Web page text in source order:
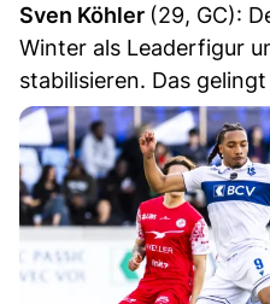
Sven Köhler (29, GC):
Winter als Leaderfigur
stabilisieren. Das